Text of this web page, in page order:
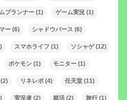
プランナー(1) ゲーム実況(1)
ー(6) シャドウバース (6)
スマホライフ (1) ソシャゲ(12)
ポケモン(1) モニター(1)
リネレボ(4) 任天堂(11)
実況者(2) 就活(2) 旅行(1)